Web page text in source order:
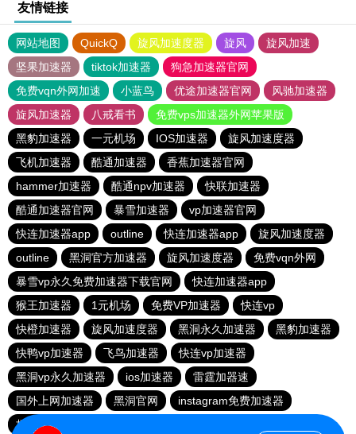
友情链接
网站地图 QuickQ 旋风加速度器 旋风
旋风加速
坚果加速器
tiktok加速器
狗急加速器官网
免费vqn外网加速
小蓝鸟 优途加速器官网
风驰加速器
旋风加速器
八戒看书
免费vps加速器外网苹果版
黑豹加速器
一元机场 IOS加速器
旋风加速度器
飞机加速器
酷通加速器
香蕉加速器官网
hammer加速器
酷通npv加速器
快联加速器
酷通加速器官网
暴雪加速器
vp加速器官网
快连加速器app
outline 快连加速器app
旋风加速度器
outline
黑洞官方加速器 旋风加速度器
免费vqn外网
暴雪vp永久免费加速器下载官网
快连加速器app
猴王加速器
1元机场 免费VP加速器
快连vp
快橙加速器
旋风加速度器 黑洞永久加速器
黑豹加速器
快鸭vp加速器
飞鸟加速器
快连vp加速器
黑洞vp永久加速器
ios加速器
雷霆加器速
国外上网加速器
黑洞官网
instagram免费加速器
极光vqn官网